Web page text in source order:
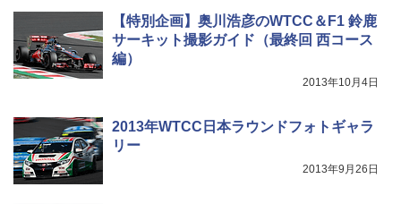
【特別企画】奥川浩彦のWTCC＆F1 鈴鹿
サーキット撮影ガイド（最終回 西コース
編）
2013年10月4日
2013年WTCC日本ラウンドフォトギャラ
リー
2013年9月26日